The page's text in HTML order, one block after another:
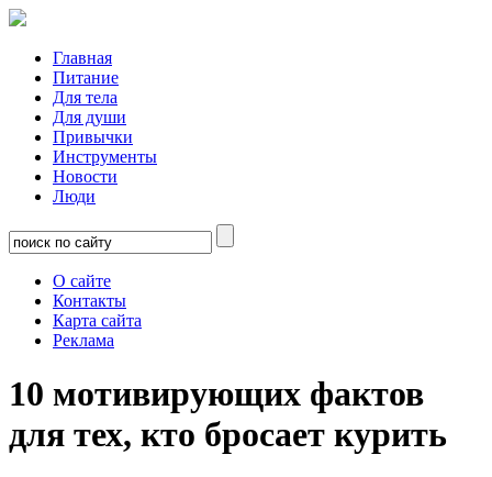
Главная
Питание
Для тела
Для души
Привычки
Инструменты
Новости
Люди
О сайте
Контакты
Карта сайта
Реклама
10 мотивирующих фактов
для тех, кто бросает курить